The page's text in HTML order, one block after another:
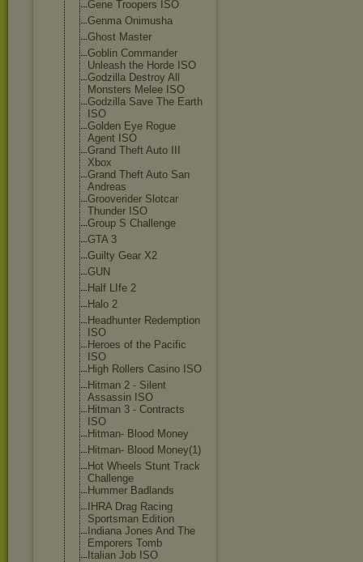
Gene Troopers ISO
Genma Onimusha
Ghost Master
Goblin Commander
Unleash the Horde ISO
Godzilla Destroy All
Monsters Melee ISO
Godzilla Save The Earth
ISO
Golden Eye Rogue
Agent ISO
Grand Theft Auto III
Xbox
Grand Theft Auto San
Andreas
Grooverider Slotcar
Thunder ISO
Group S Challenge
GTA 3
Guilty Gear X2
GUN
Half LIfe 2
Halo 2
Headhunter Redemption
ISO
Heroes of the Pacific
ISO
High Rollers Casino ISO
Hitman 2 - Silent
Assassin ISO
Hitman 3 - Contracts
ISO
Hitman- Blood Money
Hitman- Blood Money(1)
Hot Wheels Stunt Track
Challenge
Hummer Badlands
IHRA Drag Racing
Sportsman Edition
Indiana Jones And The
Emporers Tomb
Italian Job ISO